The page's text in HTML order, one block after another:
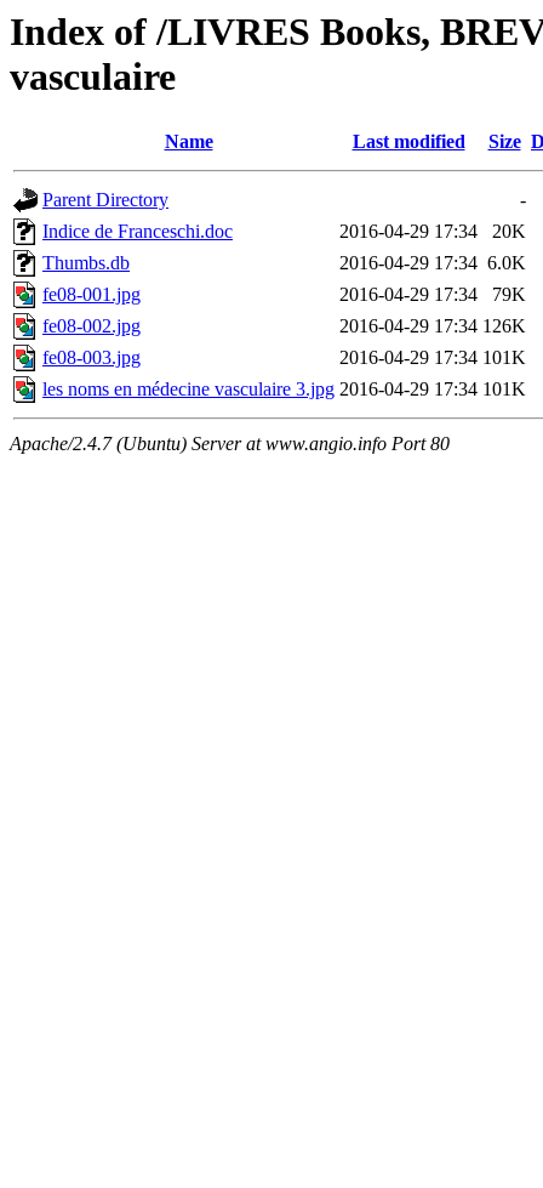
Index of /LIVRES Books,
vasculaire
Name Last modified Size
Parent Directory
-
Indice de Franceschi.doc
2016-04-29 17:34
20K
Thumbs.db
2016-04-29 17:34 6.0K
fe08-001.jpg
2016-04-29 17:34
79K
fe08-002.jpg
2016-04-29 17:34 126K
fe08-003.jpg
2016-04-29 17:34 101K
les noms en médecine vasculaire 3.jpg 2016-04-29 17:34 101K
Apache/2.4.7 (Ubuntu) Server at www.angio.info Port 80